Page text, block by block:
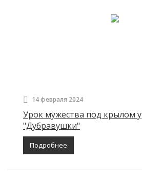
14 февраля 2024
Урок мужества под крылом у
"Дубравушки"
Подробнее